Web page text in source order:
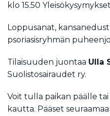
klo 15.50 Yleisökysymykset
Loppusanat,
psoriasisryhmän
Tilaisuuden juontaa Ulla
Suolistosairaudet ry.
Voit tulla paikan päälle
kautta. Pääset